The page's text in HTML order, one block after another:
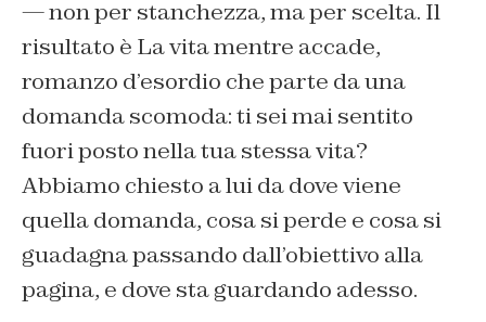
— non per stanchezza, ma per scelta. Il
risultato è La vita mentre accade,
romanzo d’esordio che parte da una
domanda scomoda: ti sei mai sentito
fuori posto nella tua stessa vita?
Abbiamo chiesto a lui da dove viene
quella domanda, cosa si perde e cosa si
guadagna passando dall’obiettivo alla
pagina, e dove sta guardando adesso.